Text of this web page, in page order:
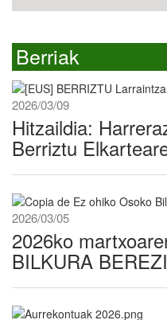
Berriak
2026/03/09
Hitzaildia:
Berriztu
2026/03/05
2026ko
BILKURA